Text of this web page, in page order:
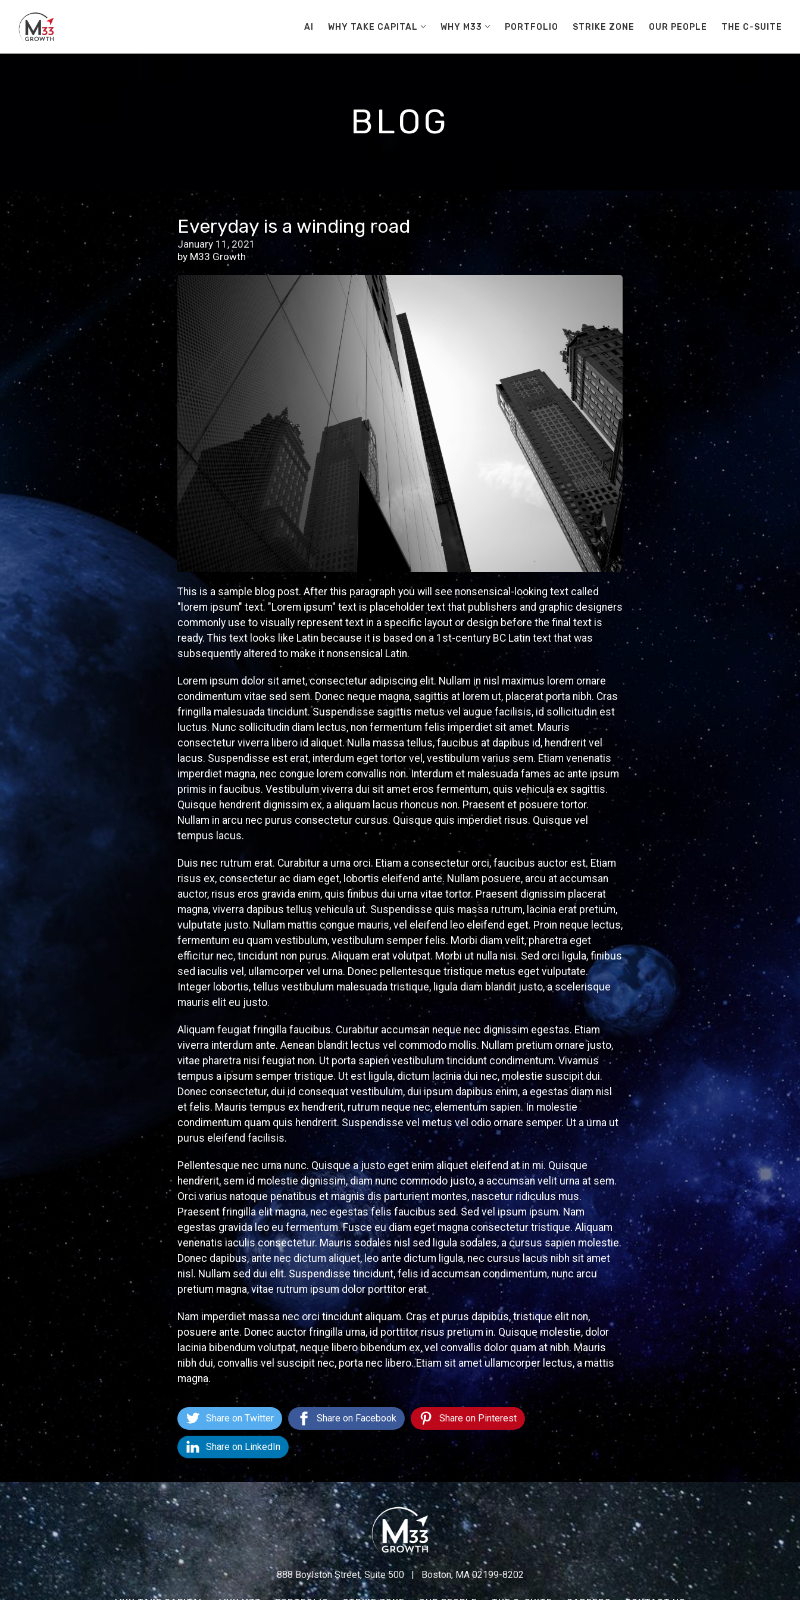
Skip to main content
AI WHY TAKE CAPITAL WHY M33 PORTFOLIO STRIKE ZONE OUR PEOPLE THE C-SUITE
BLOG
Everyday is a winding road
January 11, 2021
by M33 Growth
This is a sample blog post. After this paragraph you will see nonsensical-looking text called
"lorem ipsum" text. "Lorem ipsum" text is placeholder text that publishers and graphic designers
commonly use to visually represent text in a specific layout or design before the final text is
ready. This text looks like Latin because it is based on a 1st-century BC Latin text that was
subsequently altered to make it nonsensical Latin.
Lorem ipsum dolor sit amet, consectetur adipiscing elit. Nullam in nisl maximus lorem ornare
condimentum vitae sed sem. Donec neque magna, sagittis at lorem ut, placerat porta nibh. Cras
fringilla malesuada tincidunt. Suspendisse sagittis metus vel augue facilisis, id sollicitudin est
luctus. Nunc sollicitudin diam lectus, non fermentum felis imperdiet sit amet. Mauris
consectetur viverra libero id aliquet. Nulla massa tellus, faucibus at dapibus id, hendrerit vel
lacus. Suspendisse est erat, interdum eget tortor vel, vestibulum varius sem. Etiam venenatis
imperdiet magna, nec congue lorem convallis non. Interdum et malesuada fames ac ante ipsum
primis in faucibus. Vestibulum viverra dui sit amet eros fermentum, quis vehicula ex sagittis.
Quisque hendrerit dignissim ex, a aliquam lacus rhoncus non. Praesent et posuere tortor.
Nullam in arcu nec purus consectetur cursus. Quisque quis imperdiet risus. Quisque vel
tempus lacus.
Duis nec rutrum erat. Curabitur a urna orci. Etiam a consectetur orci, faucibus auctor est. Etiam
risus ex, consectetur ac diam eget, lobortis eleifend ante. Nullam posuere, arcu at accumsan
auctor, risus eros gravida enim, quis finibus dui urna vitae tortor. Praesent dignissim placerat
magna, viverra dapibus tellus vehicula ut. Suspendisse quis massa rutrum, lacinia erat pretium,
vulputate justo. Nullam mattis congue mauris, vel eleifend leo eleifend eget. Proin neque lectus,
fermentum eu quam vestibulum, vestibulum semper felis. Morbi diam velit, pharetra eget
efficitur nec, tincidunt non purus. Aliquam erat volutpat. Morbi ut nulla nisi. Sed orci ligula, finibus
sed iaculis vel, ullamcorper vel urna. Donec pellentesque tristique metus eget vulputate.
Integer lobortis, tellus vestibulum malesuada tristique, ligula diam blandit justo, a scelerisque
mauris elit eu justo.
Aliquam feugiat fringilla faucibus. Curabitur accumsan neque nec dignissim egestas. Etiam
viverra interdum ante. Aenean blandit lectus vel commodo mollis. Nullam pretium ornare justo,
vitae pharetra nisi feugiat non. Ut porta sapien vestibulum tincidunt condimentum. Vivamus
tempus a ipsum semper tristique. Ut est ligula, dictum lacinia dui nec, molestie suscipit dui.
Donec consectetur, dui id consequat vestibulum, dui ipsum dapibus enim, a egestas diam nisl
et felis. Mauris tempus ex hendrerit, rutrum neque nec, elementum sapien. In molestie
condimentum quam quis hendrerit. Suspendisse vel metus vel odio ornare semper. Ut a urna ut
purus eleifend facilisis.
Pellentesque nec urna nunc. Quisque a justo eget enim aliquet eleifend at in mi. Quisque
hendrerit, sem id molestie dignissim, diam nunc commodo justo, a accumsan velit urna at sem.
Orci varius natoque penatibus et magnis dis parturient montes, nascetur ridiculus mus.
Praesent fringilla elit magna, nec egestas felis faucibus sed. Sed vel ipsum ipsum. Nam
egestas gravida leo eu fermentum. Fusce eu diam eget magna consectetur tristique. Aliquam
venenatis iaculis consectetur. Mauris sodales nisl sed ligula sodales, a cursus sapien molestie.
Donec dapibus, ante nec dictum aliquet, leo ante dictum ligula, nec cursus lacus nibh sit amet
nisl. Nullam sed dui elit. Suspendisse tincidunt, felis id accumsan condimentum, nunc arcu
pretium magna, vitae rutrum ipsum dolor porttitor erat.
Nam imperdiet massa nec orci tincidunt aliquam. Cras et purus dapibus, tristique elit non,
posuere ante. Donec auctor fringilla urna, id porttitor risus pretium in. Quisque molestie, dolor
lacinia bibendum volutpat, neque libero bibendum ex, vel convallis dolor quam at nibh. Mauris
nibh dui, convallis vel suscipit nec, porta nec libero. Etiam sit amet ullamcorper lectus, a mattis
magna.
Share on Twitter Share on Facebook Share on Pinterest
Share on LinkedIn
888 Boylston Street, Suite 500 | Boston, MA 02199-8202